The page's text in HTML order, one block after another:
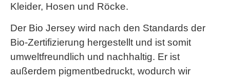
Kleider, Hosen und Röcke.
Der Bio Jersey wird nach den Standards der
Bio-Zertifizierung hergestellt und ist somit
umweltfreundlich und nachhaltig. Er ist
außerdem pigmentbedruckt, wodurch wir